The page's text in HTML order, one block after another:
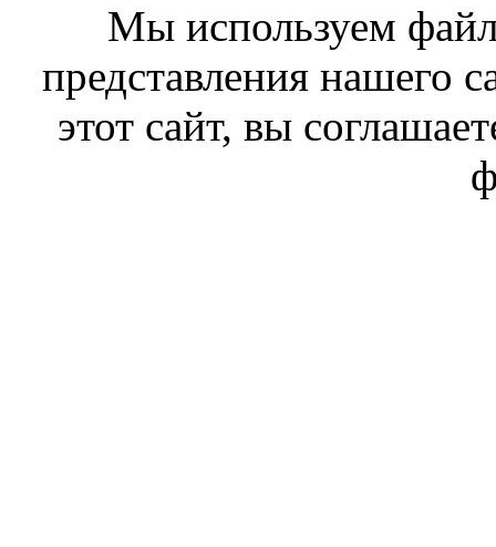
Мы используем
представления нашего
этот сайт, вы